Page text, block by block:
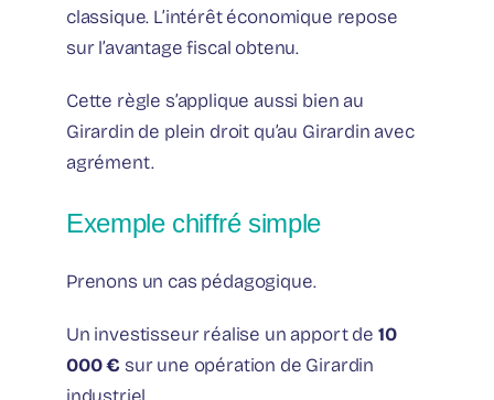
classique. L’intérêt économique repose
sur l’avantage fiscal obtenu.
Cette règle s’applique aussi bien au
Girardin de plein droit qu’au Girardin avec
agrément.
Exemple chiffré simple
Prenons un cas pédagogique.
Un investisseur réalise un apport de 10
000 € sur une opération de Girardin